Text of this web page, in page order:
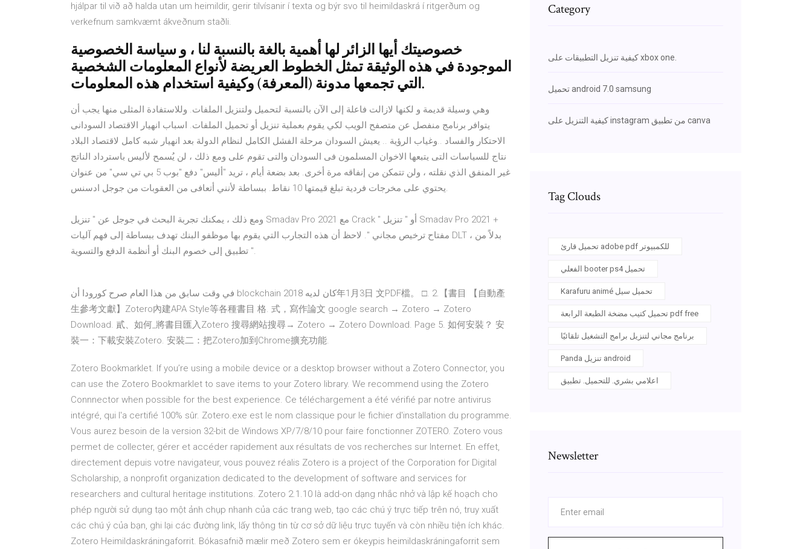
hjálpar til við að halda utan um heimildir, gerir tilvísanir í texta og býr svo til heimildaskrá í ritgerðum og
verkefnum samkvæmt ákveðnum staðli.
خصوصيتك أيها الزائر لها أهمية بالغة بالنسبة لنا ، و سياسة الخصوصية
الموجودة في هذه الوثيقة تمثل الخطوط العريضة لأنواع المعلومات الشخصية
التي تجمعها مدونة (المعرفة) وكيفية استخدام هذه المعلومات.
وهي وسيلة قديمة و لكنها لازالت فاعلة إلى الآن بالنسبة لتحميل ولتنزيل الملفات. وللاستفادة المثلى منها يجب أن
يتوافر برنامج منفصل عن متصفح الويب لكي يقوم بعملية تنزيل أو تحميل الملفات. اسباب انهيار الاقتصاد السودانى
الاحتكار والفساد ..وغياب الرؤية .. يعيش السودان مرحلة الفشل الكامل لنظام الدولة بعد انهيار شبه كامل لاقتصاد البلاد
نتاج للسياسات التى يتبعها الاخوان المسلمون فى السودان والتى تقوم على ومع ذلك ، لن يُسمح لأليس باسترداد الناتج
غير المنفق الذي نقلته ، ولن تتمكن من إنفاقه مرة أخرى. بعد بضعة أيام ، تريد "أليس" دفع "بوب 5 بي تي سي" من عنوان
يحتوي على مخرجات فردية تبلغ قيمتها 10 نقاط. ببساطة لأنني أتعافى من العقوبات من جوجل ادسنس.
ومع ذلك ، يمكنك تجربة البحث في جوجل عن " تنزيل Smadav Pro 2021 مع Crack " أو " تنزيل Smadav Pro 2021 +
مفتاح ترخيص مجاني ". لاحظ أن هذه التجارب التي يقوم بها موظفو البنك تهدف ببساطة إلى فهم آليات DLT ، بدلاً من
تطبيق إلى خصوم البنك أو أنظمة الدفع والتسوية ".
في وقت سابق من هذا العام صرح كورودا أن blockchain كان لديه 2018年1月3日 文PDF檔。 □. 2.【書目 【自動產
生參考文獻】Zotero內建APA Style等各種書目 格. 式，寫作論文 google search → Zotero → Zotero
Download. 貳、如何_將書目匯入Zotero 搜尋網站搜尋→ Zotero → Zotero Download. Page 5. 如何安裝？ 安
裝一：下載安裝Zotero. 安裝二：把Zotero加到Chrome擴充功能.
Zotero Bookmarklet. If you’re using a mobile device or a desktop browser without a Zotero Connector, you
can use the Zotero Bookmarklet to save items to your Zotero library. We recommend using the Zotero
Connnector when possible for the best experience. Ce téléchargement a été vérifié par notre antivirus
intégré, qui l'a certifié 100% sûr. Zotero.exe est le nom classique pour le fichier d'installation du programme.
Vous aurez besoin de la version 32-bit de Windows XP/7/8/10 pour faire fonctionner ZOTERO. Zotero vous
permet de collecter, gérer et accéder rapidement aux résultats de vos recherches sur Internet. En effet,
directement depuis votre navigateur, vous pouvez réalis Zotero is a project of the Corporation for Digital
Scholarship, a nonprofit organization dedicated to the development of software and services for
researchers and cultural heritage institutions. Zotero 2.1.10 là add-on dạng nhắc nhở và lập kế hoạch cho
phép người sử dụng tạo một ảnh chụp nhanh của các trang web, tạo các chú ý trực tiếp trên nó, truy xuất
các chú ý của bạn, ghi lại các đường link, lấy thông tin từ cơ sở dữ liệu trực tuyến và còn nhiều tiện ích khác.
Zotero Heimildaskráningaforrit. Bókasafnið mælir með Zotero sem er ókeypis heimildaskráningaforrit sem
Category
كيفية تنزيل التطبيقات على xbox one.
تحميل android 7.0 samsung
كيفية التنزيل على instagram من تطبيق canva
Tag Clouds
تحميل قارئ adobe pdf للكمبيوتر
الفعلي booter ps4 تحميل
Karafuru animé تحميل سيل
تحميل كتيب مضخة الطبعة الرابعة pdf free
برنامج مجاني لتنزيل برامج التشغيل تلقائيًا
Panda تنزيل android
اعلامي بشري. للتحميل. تطبيق
Newsletter